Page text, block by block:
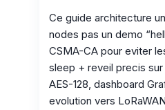
Ce guide architecture
nodes pas un demo
CSMA-CA pour eviter
sleep + reveil precis
AES-128, dashboard
evolution vers